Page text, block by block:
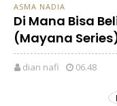
ASMA NADIA
Di Mana Bisa
(Mayana
dian nafi 06.48